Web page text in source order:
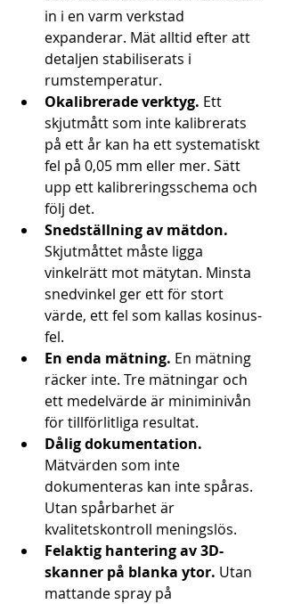
in i en varm verkstad
expanderar. Mät alltid efter att
detaljen stabiliserats i
rumstemperatur.
Okalibrerade verktyg. Ett
skjutmått som inte kalibrerats
på ett år kan ha ett systematiskt
fel på 0,05 mm eller mer. Sätt
upp ett kalibreringsschema och
följ det.
Snedställning av mätdon.
Skjutmåttet måste ligga
vinkelrätt mot mätytan. Minsta
snedvinkel ger ett för stort
värde, ett fel som kallas kosinus-
fel.
En enda mätning. En mätning
räcker inte. Tre mätningar och
ett medelvärde är miniminivån
för tillförlitliga resultat.
Dålig dokumentation.
Mätvärden som inte
dokumenteras kan inte spåras.
Utan spårbarhet är
kvalitetskontroll meningslös.
Felaktig hantering av 3D-
skanner på blanka ytor. Utan
mattande spray på